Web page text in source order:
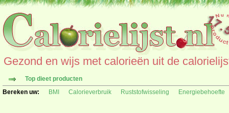
Gezond en wijs met calorieën uit de
Top dieet producten
Bereken uw:
BMI Calorieverbruik Ruststofwisseling Energiebehoefte